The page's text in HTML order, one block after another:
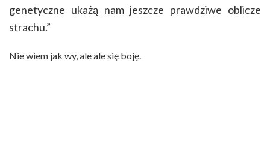
genetyczne ukażą nam jeszcze prawdziwe oblicze
strachu.”
Nie wiem jak wy, ale ale się boję.